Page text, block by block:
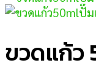
ขวดแก้ว